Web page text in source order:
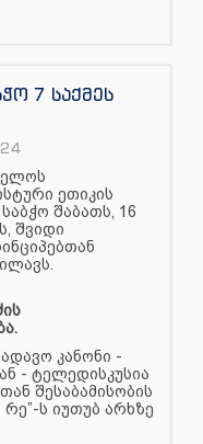
7 საქმეს
ეთიკის
შაბათს, 16
შვიდი
კანონი -
- ტელედისკუსია
შესაბამისობის
ს იუთუბ არხზე